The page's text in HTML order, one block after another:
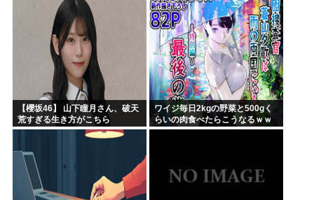
【櫻坂46】 山下瞳月さん、破天
荒すぎる生き方がこちら
ワイジ毎日2kgの野菜と500gく
らいの肉食べたらこうなるｗｗ
ｗ